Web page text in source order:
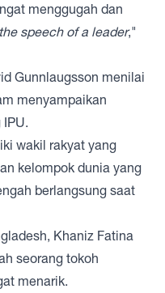
menggugah dan
the speech of a leader,"
Gunnlaugsson menilai
menyampaikan
wakil rakyat yang
kelompok dunia yang
berlangsung saat
Khaniz Fatina
seorang tokoh
menarik.